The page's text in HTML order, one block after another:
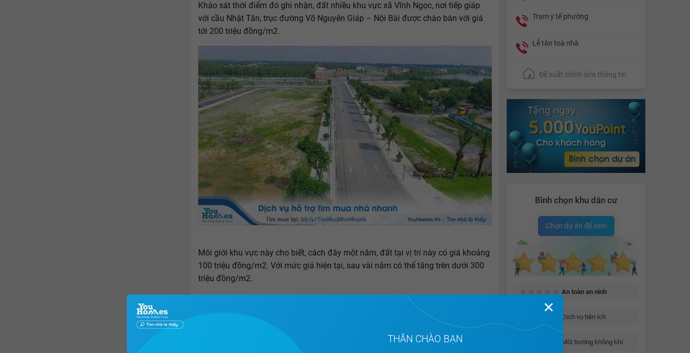
Trạm y tế phường
Lễ tân toà nhà
Đề xuất chỉnh sửa thông tin
Bình chọn khu dân cư
Chọn dự án để xem
An toàn an ninh
Dịch vụ tiện ích
Môi trường không khí
Khảo sát thời điểm đó ghi nhận, đất nhiều khu vực xã Vĩnh Ngọc, nơi tiếp giáp
với cầu Nhật Tân, trục đường Võ Nguyên Giáp – Nội Bài được chào bán với giá
tới 200 triệu đồng/m2.
Môi giới khu vực này cho biết, cách đây một năm, đất tại vị trí này có giá khoảng
100 triệu đồng/m2. Với mức giá hiện tại, sau vài năm có thể tăng trên dưới 300
triệu đồng/m2.
quanh xã Vĩnh Ngọc được rao bán với giá 45 - 55 triệu đồng/m2, song giao dịch
Đất ở khu vực thị trấn Đông Anh có giá từ 100 – 200 triệu đồng/m2, đất ở mặt
✕
THÂN CHÀO BẠN